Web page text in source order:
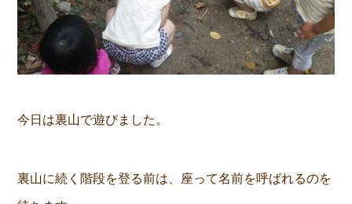
今日は裏山で遊びました。
裏山に続く階段を登る前は、座って名前を呼ばれるのを